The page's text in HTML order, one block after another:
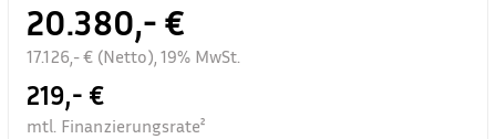
20.380,- €
17.126,- € (Netto), 19% MwSt.
219,- €
mtl. Finanzierungsrate²